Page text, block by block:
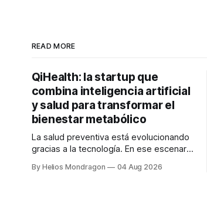
READ MORE
QiHealth: la startup que
combina inteligencia artificial
y salud para transformar el
bienestar metabólico
La salud preventiva está evolucionando
gracias a la tecnología. En ese escenario
desarrolla un ecosistema digital capaz
By Helios Mondragon 04 Aug 2026